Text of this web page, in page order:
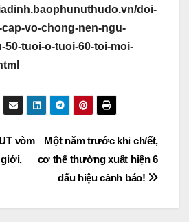
doi-
vo-chong-nen-ngu-
50-tuoi-o-tuoi-60-toi-moi-
Một năm trước khi ch/ết,
cơ thể thường xuất hiện 6
dấu hiệu cảnh báo!
vòm
giới,